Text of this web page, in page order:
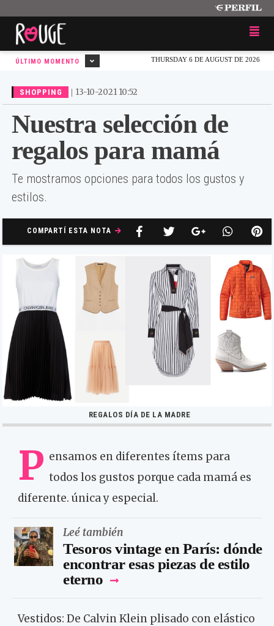
THURSDAY 6 DE AUGUST DE 2026
ÚLTIMO MOMENTO
SHOPPING | 13-10-2021 10:52
Nuestra selección de
regalos para mamá
Te mostramos opciones para todos los gustos y
estilos.
COMPARTÍ ESTA NOTA
REGALOS DÍA DE LA MADRE
P ensamos en diferentes ítems para
todos los gustos porque cada mamá es
diferente. única y especial.
Leé también
Tesoros vintage en París: dónde
encontrar esas piezas de estilo
eterno
Vestidos: De Calvin Klein plisado con elástico